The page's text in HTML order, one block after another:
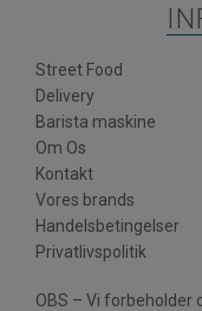
Street Food
Delivery
Barista maskine
Om Os
Kontakt
Vores brands
Handelsbetingelser
Privatlivspolitik
OBS – Vi forbeholder